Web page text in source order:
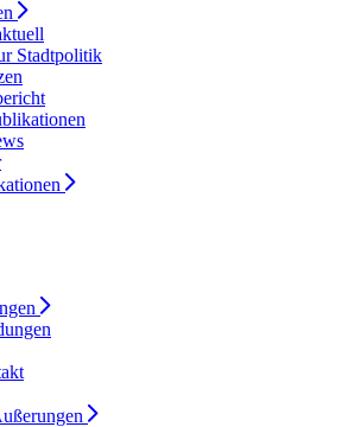
Stadtpolitik